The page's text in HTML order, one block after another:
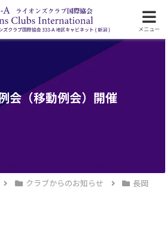
地区の活動
会（移動例会）開催
クラブからのお知らせ
長岡
メニュー